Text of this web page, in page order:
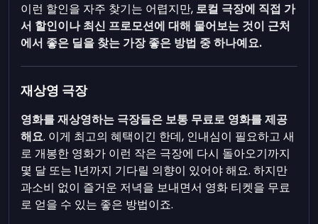
이런 할인을 자주 찾기는 어렵지만, 로컬 극장에 직접 가
서 할인이나 최신 프로모션에 대해 물어보는 것이 근처
에서 좋은 딜을 찾는 가장 좋은 방법 중 하나예요.
재상영 극장
영화를 재상영하는 극장들은 보통 무료로 영화를 제공
해요. 이게 최고의 혜택이긴 한데, 인내심이 필요하고 새
로 개봉한 영화가 이런 작은 극장에 다시 돌아오기까지
몇 달 또는 1년까지 기다릴 의향이 있어야 해요. 하지만
과소비 없이 즐거운 저녁을 보내면서 영화 티켓을 무료
로 얻을 수 있는 좋은 방법이죠.